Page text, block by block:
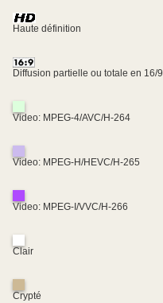
Haute définition
Diffusion partielle ou totale en 16/9
Video: MPEG-4/AVC/H-264
Video: MPEG-H/HEVC/H-265
Video: MPEG-I/VVC/H-266
Clair
Crypté